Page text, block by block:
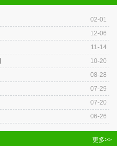
02-01
12-06
11-14
10-20
08-28
07-29
07-20
06-26
更多>>